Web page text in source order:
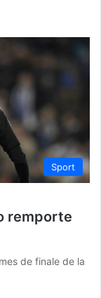
Sport
remporte
de finale de la